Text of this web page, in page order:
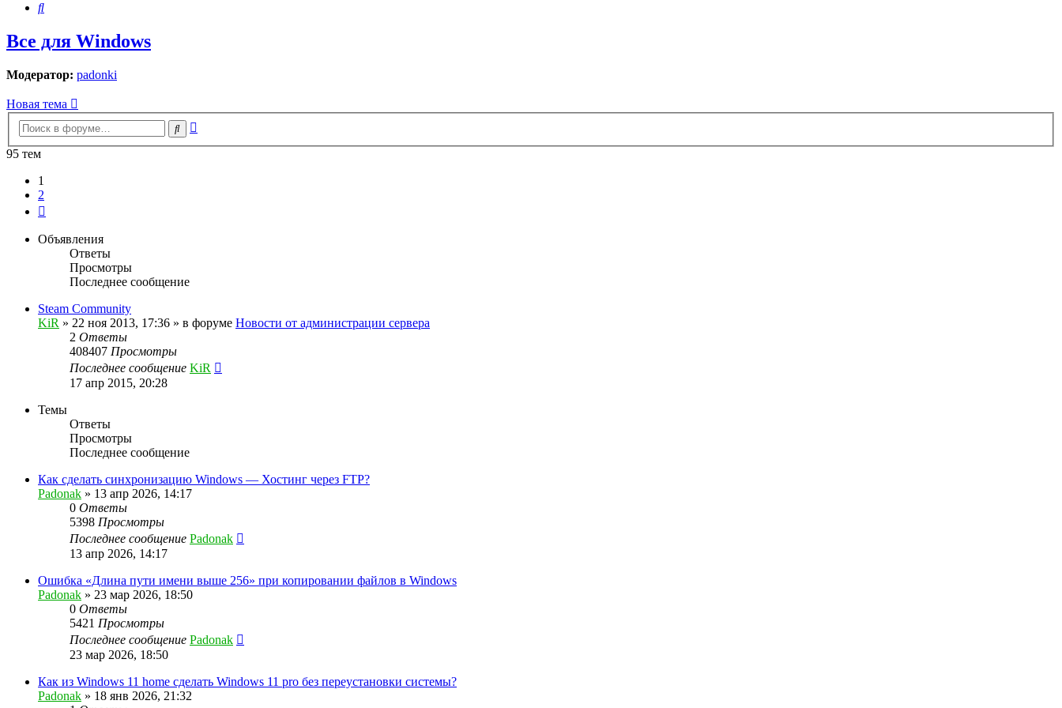
Поиск
Все для Windows
Модератор: padonki
Новая тема
Поиск
95 тем
1
2
Объявления
Ответы
Просмотры
Последнее сообщение
Steam Community
KiR » 22 ноя 2013, 17:36 » в форуме Новости от администрации сервера
2 Ответы
408407 Просмотры
Последнее сообщение KiR
17 апр 2015, 20:28
Темы
Ответы
Просмотры
Последнее сообщение
Как сделать синхронизацию Windows — Хостинг через FTP?
Padonak » 13 апр 2026, 14:17
0 Ответы
5398 Просмотры
Последнее сообщение Padonak
13 апр 2026, 14:17
Ошибка «Длина пути имени выше 256» при копировании файлов в Windows
Padonak » 23 мар 2026, 18:50
0 Ответы
5421 Просмотры
Последнее сообщение Padonak
23 мар 2026, 18:50
Как из Windows 11 home сделать Windows 11 pro без переустановки системы?
Padonak » 18 янв 2026, 21:32